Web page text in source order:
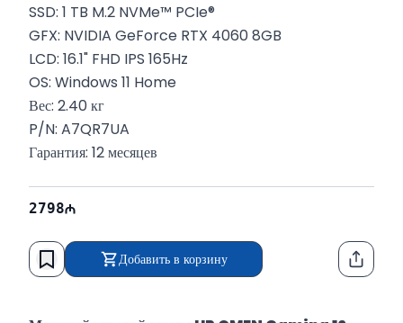
SSD: 1 TB M.2 NVMe™ PCIe®
GFX: NVIDIA GeForce RTX 4060 8GB
LCD: 16.1" FHD IPS 165Hz
OS: Windows 11 Home
Вес: 2.40 кг
P/N: A7QR7UA
Гарантия: 12 месяцев
2798
Добавить в корзину